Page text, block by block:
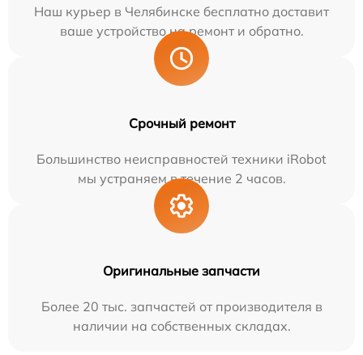
Наш курьер в Челябинске бесплатно доставит
ваше устройство на ремонт и обратно.
Срочный ремонт
Большинство неисправностей техники iRobot
мы устраняем в течение 2 часов.
Оригинальные запчасти
Более 20 тыс. запчастей от производителя в
наличии на собственных складах.